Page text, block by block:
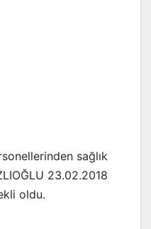
sağlık
23.02.2018
oldu.